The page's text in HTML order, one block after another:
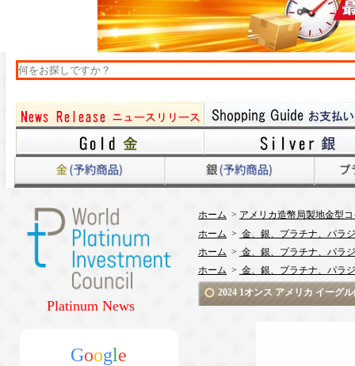
Platinum News
Google
ホーム > アメリカ造幣局製地金型
ホーム > 金、銀、プラチナ、パラ
ホーム > 金、銀、プラチナ、パラ
ホーム > 金、銀、プラチナ、パラ
2024 1オンス アメリカ イーグ